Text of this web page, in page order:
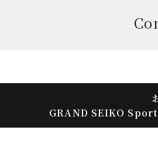
GRAND SEIKO